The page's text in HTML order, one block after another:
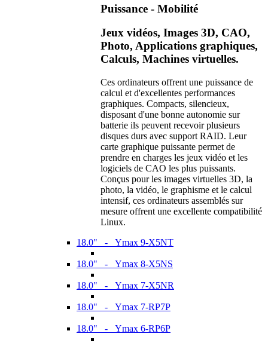
Puissance - Mobilité
Jeux vidéos, Images 3D, CAO,
Photo, Applications graphiques,
Calculs, Machines virtuelles.
Ces ordinateurs offrent une puissance de
calcul et d'excellentes performances
graphiques. Compacts, silencieux,
disposant d'une bonne autonomie sur
batterie ils peuvent recevoir plusieurs
disques durs avec support RAID. Leur
carte graphique puissante permet de
prendre en charges les jeux vidéo et les
logiciels de CAO les plus puissants.
Conçus pour les images virtuelles 3D, la
photo, la vidéo, le graphisme et le calcul
intensif, ces ordinateurs assemblés sur
mesure offrent une excellente compatibilité
Linux.
18.0" - Ymax 9-X5NT
18.0" - Ymax 8-X5NS
18.0" - Ymax 7-X5NR
18.0" - Ymax 7-RP7P
18.0" - Ymax 6-RP6P